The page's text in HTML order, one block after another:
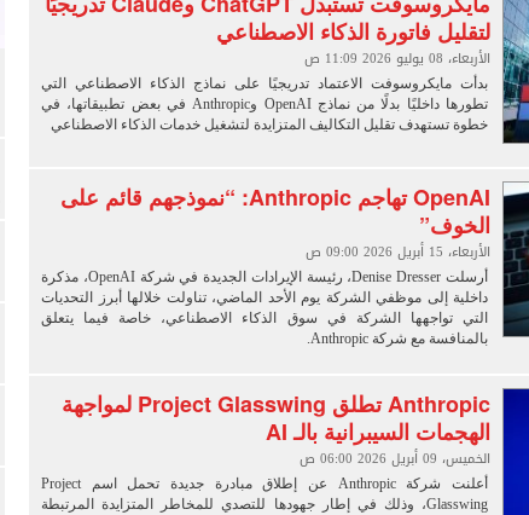
لتقليل فاتورة الذكاء الاصطناعي
الأربعاء، 08 يوليو 2026 11:09 ص
بدأت مايكروسوفت الاعتماد تدريجيًا على نماذج الذكاء الاصطناعي التي
تطورها داخليًا بدلًا من نماذج OpenAI وAnthropic في بعض تطبيقاتها، في
خطوة تستهدف تقليل التكاليف المتزايدة لتشغيل خدمات الذكاء الاصطناعي
OpenAI تهاجم Anthropic: “نموذجهم قائم على
الخوف”
الأربعاء، 15 أبريل 2026 09:00 ص
أرسلت Denise Dresser، رئيسة الإيرادات الجديدة في شركة OpenAI، مذكرة
داخلية إلى موظفي الشركة يوم الأحد الماضي، تناولت خلالها أبرز التحديات
التي تواجهها الشركة في سوق الذكاء الاصطناعي، خاصة فيما يتعلق
بالمنافسة مع شركة Anthropic.
Anthropic تطلق Project Glasswing لمواجهة
الهجمات السيبرانية بالـ AI
الخميس، 09 أبريل 2026 06:00 ص
أعلنت شركة Anthropic عن إطلاق مبادرة جديدة تحمل اسم Project
Glasswing، وذلك في إطار جهودها للتصدي للمخاطر المتزايدة المرتبطة